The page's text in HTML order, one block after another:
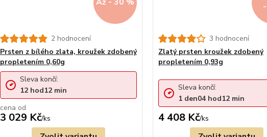
Až - 30 %
2 hodnocení
Prsten z bílého zlata, kroužek zdobený
propletením 0,60g
cena od
3 029 Kč/ks
Sleva končí:
12 hod12 min
3 hodnocení
Zlatý prsten kroužek zdobený
propletením 0,93g
4 408 Kč/ks
Sleva končí:
1 den04 hod12 min